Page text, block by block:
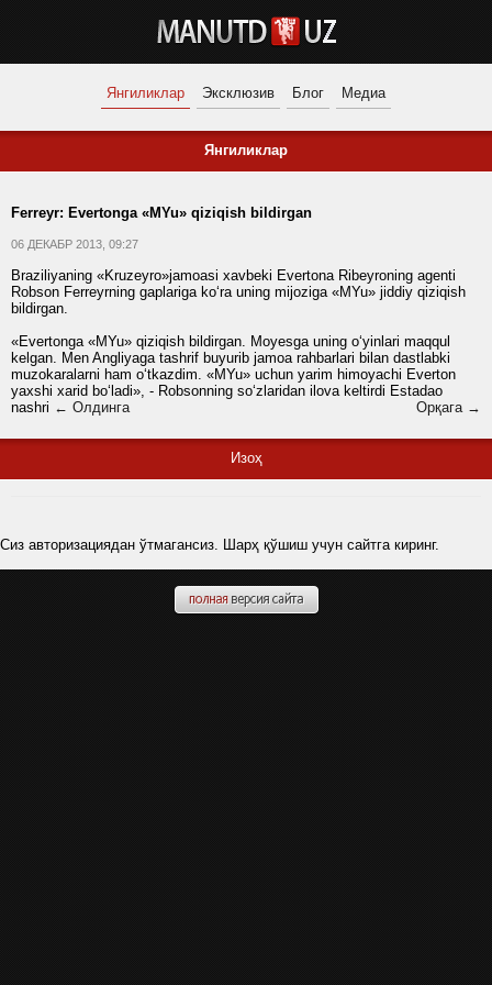
Янгиликлар Эксклюзив Блог Медиа
Янгиликлар
Ferreyr: Evertonga «MYu» qiziqish bildirgan
06 ДЕКАБР 2013, 09:27
Braziliyaning «Kruzeyro»jamoasi xavbeki Evertona Ribeyroning agenti
Robson Ferreyrning gaplariga ko‘ra uning mijoziga «MYu» jiddiy qiziqish
bildirgan.
«Evertonga «MYu» qiziqish bildirgan. Moyesga uning o‘yinlari maqqul
kelgan. Men Angliyaga tashrif buyurib jamoa rahbarlari bilan dastlabki
muzokaralarni ham o‘tkazdim. «MYu» uchun yarim himoyachi Everton
yaxshi xarid bo‘ladi», - Robsonning so‘zlaridan ilova keltirdi Estadao
nashri ← Олдинга Орқага →
Изоҳ
Сиз авторизациядан ўтмагансиз. Шарҳ қўшиш учун сайтга киринг.